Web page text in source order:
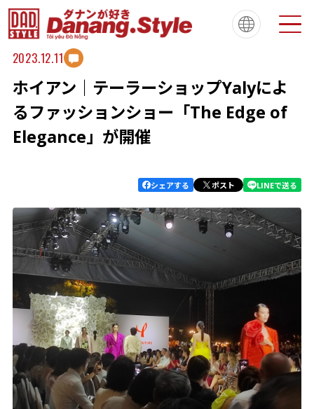
Tiếng Việt 한국
简体中文
繁體中文
English
français
Español
Português
About ダナンスタイルについて
2023.12.11
ホイアン｜テーラーショップYalyによ
るファッションショー「The Edge of
Elegance」が開催
シェアする ポスト LINEで送る